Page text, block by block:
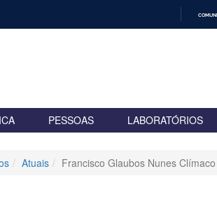
PESSOAS LABORATÓRIOS
Atuais Francisco Glaubos Nunes Clímaco